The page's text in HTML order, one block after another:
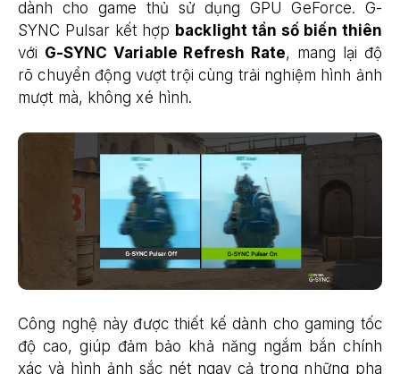
dành cho game thủ sử dụng GPU GeForce. G-
SYNC Pulsar kết hợp backlight tần số biến thiên
với G-SYNC Variable Refresh Rate, mang lại độ
rõ chuyển động vượt trội cùng trải nghiệm hình ảnh
mượt mà, không xé hình.
Công nghệ này được thiết kế dành cho gaming tốc
độ cao, giúp đảm bảo khả năng ngắm bắn chính
xác và hình ảnh sắc nét ngay cả trong những pha